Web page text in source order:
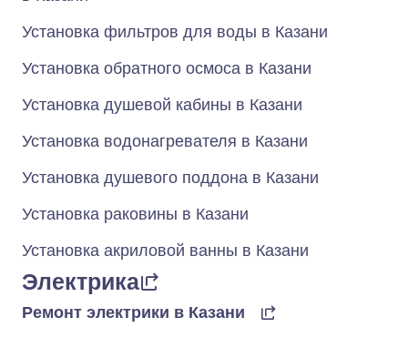
Установка фильтров для воды в Казани
Установка обратного осмоса в Казани
Установка душевой кабины в Казани
Установка водонагревателя в Казани
Установка душевого поддона в Казани
Установка раковины в Казани
Установка акриловой ванны в Казани
Электрика
Ремонт электрики в Казани